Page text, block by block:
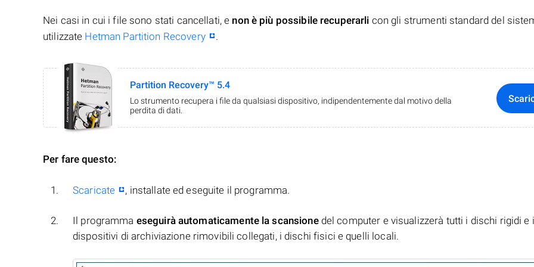
Nei casi in cui i file sono stati cancellati, e non è più possibile recuperarli con gli strumenti standard del
utilizzate Hetman Partition Recovery .
Partition Recovery™ 5.4
Lo strumento recupera i file da qualsiasi dispositivo, indipendentemente dal motivo della
perdita di dati.
Per fare questo:
Scaricate , installate ed eseguite il programma.
Il programma eseguirà automaticamente la scansionedel computer e visualizzerà tutti i dischi rigidi e i
dispositivi di archiviazione rimovibili collegati, i dischi fisici e quelli locali.